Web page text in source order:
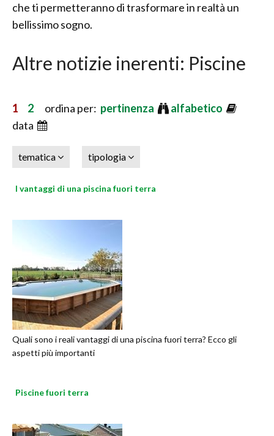
che ti permetteranno di trasformare in realtà un
bellissimo sogno.
Altre notizie inerenti: Piscine
1 2 ordina per: pertinenza
alfabetico
data
tematica tipologia
I vantaggi di una piscina fuori terra
Quali sono i reali vantaggi di una piscina fuori terra? Ecco gli
aspetti più importanti
Piscine fuori terra